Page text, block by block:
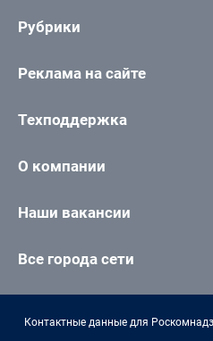
Рубрики
Реклама на сайте
Техподдержка
О компании
Наши вакансии
Все города сети
Контактные данные для